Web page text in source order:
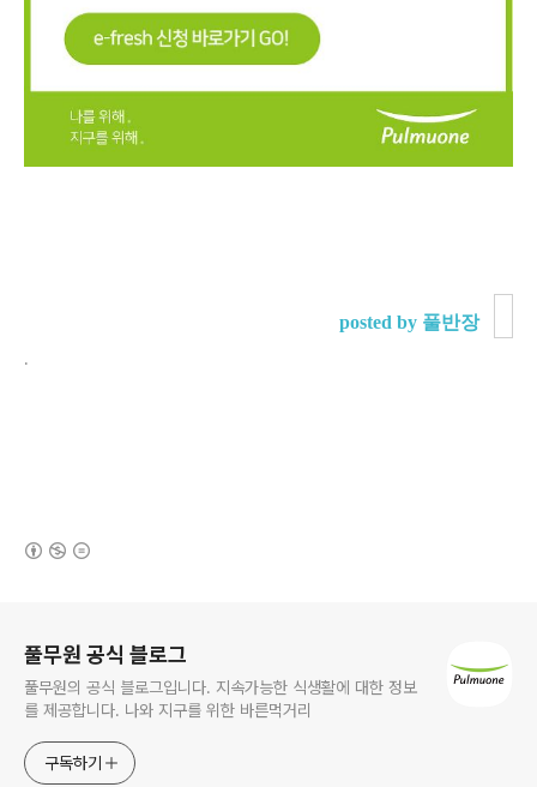
posted by 풀반장
.
풀무원 공식 블로그
풀무원의 공식 블로그입니다. 지속가능한 식생활에 대한 정보
를 제공합니다. 나와 지구를 위한 바른먹거리
구독하기